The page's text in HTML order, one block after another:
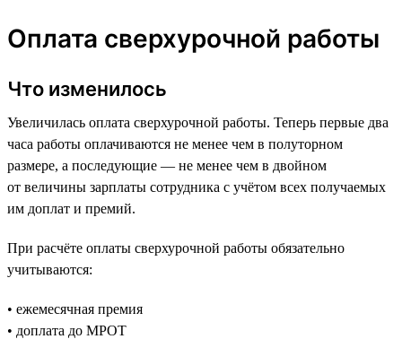
Оплата сверхурочной работы
Что изменилось
Увеличилась оплата сверхурочной работы. Теперь первые два
часа работы оплачиваются не менее чем в полуторном
размере, а последующие — не менее чем в двойном
от величины зарплаты сотрудника с учётом всех получаемых
им доплат и премий.
При расчёте оплаты сверхурочной работы обязательно
учитываются:
• ежемесячная премия
• доплата до МРОТ